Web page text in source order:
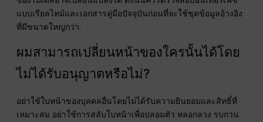
แบบเรียลไทม์และเอกสารคู่มือปัจจุบันก่อนที่จะใช้ชุดข้อมูลอ้างอิง
ที่มีขนาดใหญ่กว่า.
ผมสามารถเปลี่ยนหน้าของใครนั้นได้โดย
ไม่ได้รับอนุญาตหรือไม่?
อย่าใช้ใบหน้าของบุคคลอื่นโดยไม่ได้รับความยินยอมและสิทธิ์ที่
เหมาะสม อย่าใช้การสลับใบหน้าเพื่อปลอมตัว หลอกลวง รบกวน